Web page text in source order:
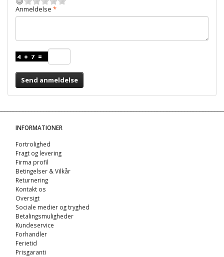
Anmeldelse
Send anmeldelse
INFORMATIONER
Fortrolighed
Fragt og levering
Firma profil
Betingelser & Vilkår
Returnering
Kontakt os
Oversigt
Sociale medier og tryghed
Betalingsmuligheder
Kundeservice
Forhandler
Ferietid
Prisgaranti